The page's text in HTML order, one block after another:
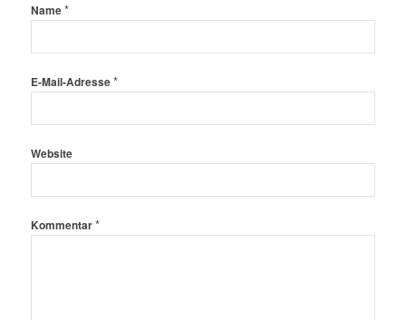
Name*
E-Mail-Adresse*
Website
Kommentar*